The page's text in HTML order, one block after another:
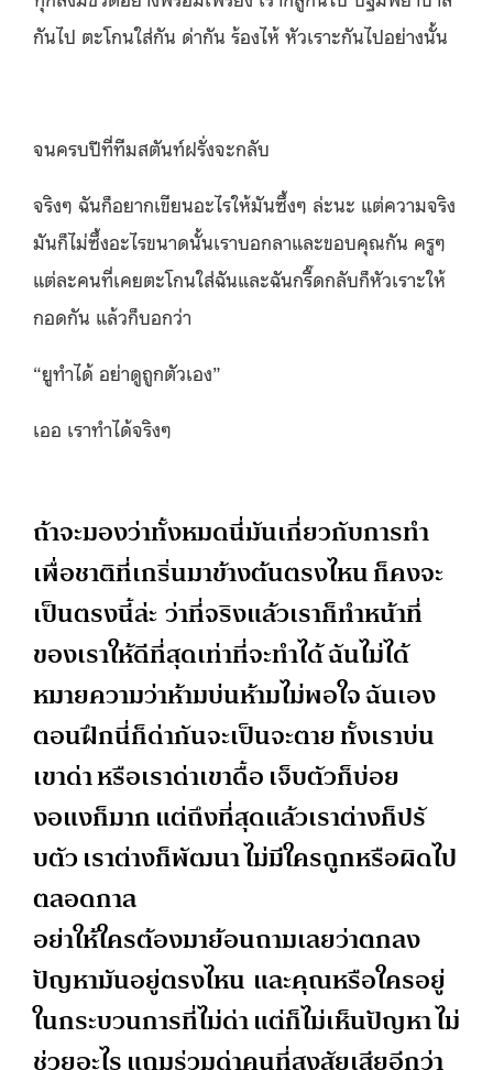
กันไป ตะโกนใส่กัน ด่ากัน ร้องไห้ หัวเราะกันไปอย่างนั้น
จนครบปีที่ทีมสตันท์ฝรั่งจะกลับ
จริงๆ ฉันก็อยากเขียนอะไรให้มันซึ้งๆ ล่ะนะ แต่ความจริง
มันก็ไม่ซึ้งอะไรขนาดนั้นเราบอกลาและขอบคุณกัน ครูๆ
แต่ละคนที่เคยตะโกนใส่ฉันและฉันกรี๊ดกลับก็หัวเราะให้
กอดกัน แล้วก็บอกว่า
“ยูทำได้ อย่าดูถูกตัวเอง”
เออ เราทำได้จริงๆ
ถ้าจะมองว่าทั้งหมดนี่มันเกี่ยวกับการทำ
เพื่อชาติที่เกริ่นมาข้างต้นตรงไหน ก็คงจะ
เป็นตรงนี้ล่ะ ว่าที่จริงแล้วเราก็ทำหน้าที่
ของเราให้ดีที่สุดเท่าที่จะทำได้ ฉันไม่ได้
หมายความว่าห้ามบ่นห้ามไม่พอใจ ฉันเอง
ตอนฝึกนี่ก็ด่ากันจะเป็นจะตาย ทั้งเราบ่น
เขาด่า หรือเราด่าเขาดื้อ เจ็บตัวก็บ่อย
งอแงก็มาก แต่ถึงที่สุดแล้วเราต่างก็ปรั
บตัว เราต่างก็พัฒนา ไม่มีใครถูกหรือผิดไป
ตลอดกาล
อย่าให้ใครต้องมาย้อนถามเลยว่าตกลง
ปัญหามันอยู่ตรงไหน และคุณหรือใครอยู่
ในกระบวนการที่ไม่ด่า แต่ก็ไม่เห็นปัญหา ไม่
ช่วยอะไร แถมร่วมด่าคนที่สงสัยเสียอีกว่า